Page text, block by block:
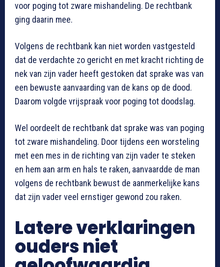
voor poging tot zware mishandeling. De rechtbank
ging daarin mee.
Volgens de rechtbank kan niet worden vastgesteld
dat de verdachte zo gericht en met kracht richting de
nek van zijn vader heeft gestoken dat sprake was van
een bewuste aanvaarding van de kans op de dood.
Daarom volgde vrijspraak voor poging tot doodslag.
Wel oordeelt de rechtbank dat sprake was van poging
tot zware mishandeling. Door tijdens een worsteling
met een mes in de richting van zijn vader te steken
en hem aan arm en hals te raken, aanvaardde de man
volgens de rechtbank bewust de aanmerkelijke kans
dat zijn vader veel ernstiger gewond zou raken.
Latere verklaringen
ouders niet